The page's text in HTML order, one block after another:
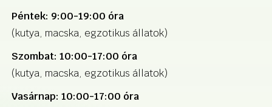
Péntek: 9:00-19:00 óra
(kutya, macska, egzotikus állatok)
Szombat: 10:00-17:00 óra
(kutya, macska, egzotikus állatok)
Vasárnap: 10:00-17:00 óra